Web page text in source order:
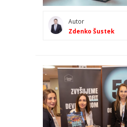
Autor
Zdenko Šustek